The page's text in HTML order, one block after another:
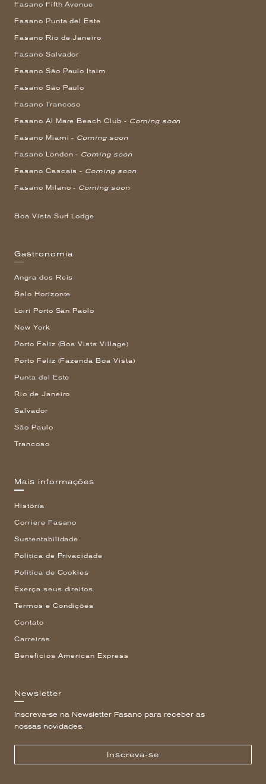
Fasano Fifth Avenue
Fasano Punta del Este
Fasano Rio de Janeiro
Fasano Salvador
Fasano São Paulo Itaim
Fasano São Paulo
Fasano Trancoso
Fasano Al Mare Beach Club - Coming soon
Fasano Miami - Coming soon
Fasano London - Coming soon
Fasano Cascais - Coming soon
Fasano Milano - Coming soon
Boa Vista Surf Lodge
Gastronomia
Angra dos Reis
Belo Horizonte
Loiri Porto San Paolo
New York
Porto Feliz (Boa Vista Village)
Porto Feliz (Fazenda Boa Vista)
Punta del Este
Rio de Janeiro
Salvador
São Paulo
Trancoso
Mais informações
História
Corriere Fasano
Sustentabilidade
Política de Privacidade
Política de Cookies
Exerça seus direitos
Termos e Condições
Contato
Carreiras
Benefícios American Express
Newsletter
Inscreva-se na Newsletter Fasano para receber as
nossas novidades.
Inscreva-se